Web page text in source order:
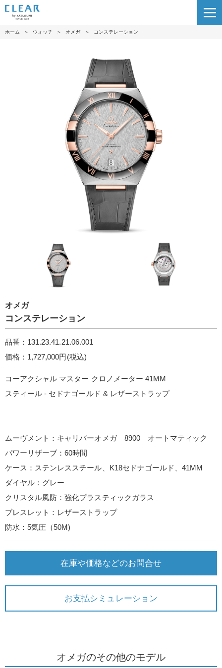
ホーム ＞ ウォッチ ＞ オメガ ＞ コンステレーション
オメガ
コンステレーション
品番：131.23.41.21.06.001
価格：1,727,000円(税込)
コーアクシャル マスター クロノメーター 41M M
スティール ‑ セドナゴールド & レザーストラッ プ
ムーヴメント：キャリバーオメガ 8900 オートマティック
パワーリザーブ：60時間
ケース：ステンレススチール、K18セドナゴールド、41MM
ダイヤル：グレー
クリスタル風防：強化プラスティックガラス
ブレスレット：レザーストラップ
防水：5気圧（50M)
在庫や価格などのお問合せ
お支払シミュレーション
オメガのその他のモデル